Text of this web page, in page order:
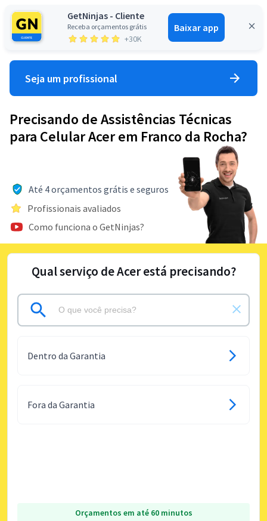
GetNinjas - Cliente
Receba orçamentos grátis
+30K
Baixar app
Entrar
Seja um profissional
Precisando de Assistências Técnicas
para Celular Acer em Franco da Rocha?
Até 4 orçamentos grátis e seguros
Profissionais avaliados
Como funciona o GetNinjas?
Qual serviço de Acer está precisando?
Dentro da Garantia
Fora da Garantia
Orçamentos em até 60 minutos